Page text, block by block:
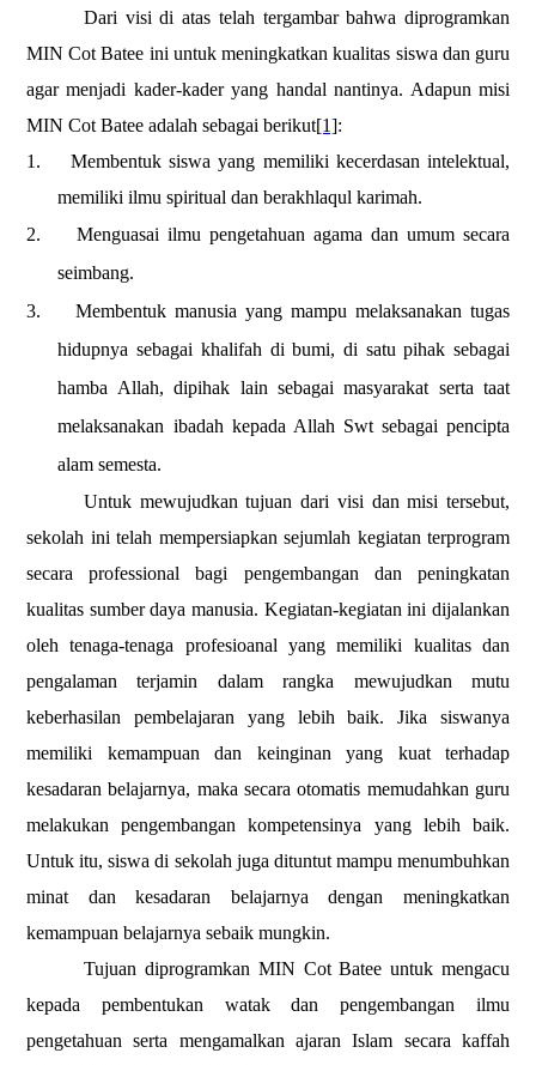
Dari visi di atas telah tergambar bahwa diprogramkan
MINCot Batee ini untuk meningkatkan kualitas siswa dan guru
agar menjadi kader-kader yang handal nantinya. Adapun misi
MIN Cot Batee adalah sebagai berikut[1]:
1.
Membentuksiswa yang memiliki kecerdasan intelektual,
memiliki ilmu spiritual dan berakhlaqul karimah.
2.
Menguasai ilmu pengetahuan agama dan umum secara
seimbang.
3.
Membentuk manusia yang mampu melaksanakan tugas
hidupnya sebagai khalifah di bumi, di satu pihak sebagai
hamba Allah, dipihak lain sebagai masyarakat serta taat
melaksanakan ibadah kepada Allah Swt sebagai pencipta
alam semesta.
Untuk mewujudkan tujuan dari visi dan misi tersebut,
sekolah ini telah mempersiapkan sejumlah kegiatan terprogram
secara professional bagi pengembangan dan peningkatan
kualitas sumber daya manusia. Kegiatan-kegiatan ini dijalankan
oleh tenaga-tenaga profesioanal yang memiliki kualitas dan
pengalaman terjamin dalam rangka mewujudkan mutu
keberhasilan pembelajaran yang lebih baik. Jika siswanya
memiliki kemampuan dan keinginan yang kuat terhadap
kesadaran belajarnya, maka secara otomatis memudahkan guru
melakukan pengembangan kompetensinya yang lebih baik.
Untuk itu, siswa di sekolah juga dituntut mampu menumbuhkan
minat dan kesadaran belajarnya dengan meningkatkan
kemampuan belajarnya sebaik mungkin.
Tujuan diprogramkan MIN Cot Bateeuntuk mengacu
kepada pembentukan watak dan pengembangan ilmu
pengetahuan serta mengamalkan ajaran Islam secara kaffah